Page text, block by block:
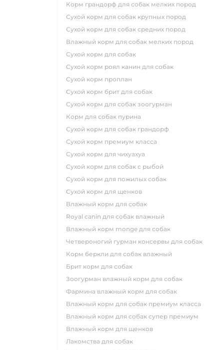
корм грандорф для собак мелких пород
сухой корм для собак крупных пород
сухой корм для собак средних пород
влажный корм для собак мелких пород
сухой корм для собак
сухой корм роял канин для собак
сухой корм проплан
сухой корм брит для собак
сухой корм для собак зоогурман
корм для собак пурина
сухой корм для собак грандорф
сухой корм премиум класса
сухой корм для чихуахуа
сухой корм для собак с рыбой
сухой корм для пожилых собак
сухой корм для щенков
влажный корм для собак
royal canin для собак влажный
влажный корм monge для собак
четвероногий гурман консервы для собак
корм беркли для собак влажный
брит корм для собак
зоогурман влажный корм для собак
фармина влажный корм для собак
влажный корм для собак премиум класса
влажный корм для собак супер премиум
влажный корм для щенков
лакомства для собак